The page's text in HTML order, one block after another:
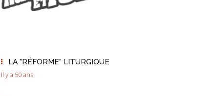
LA "RÉFORME" LITURGIQUE
Il y a 50 ans